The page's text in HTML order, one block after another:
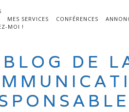
MES SERVICES CONFÉRENCES
MOI !
DE